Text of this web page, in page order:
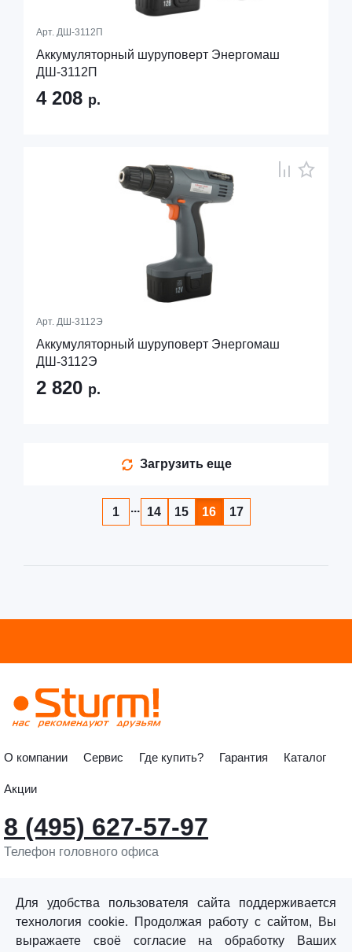
Арт. ДШ-3112П
Аккумуляторный шуруповерт Энергомаш
ДШ-3112П
4 208 р.
Арт. ДШ-3112Э
Аккумуляторный шуруповерт Энергомаш
ДШ-3112Э
2 820 р.
Загрузить еще
1 ... 14 15 16 17
О компании Сервис Где купить? Гарантия Каталог
Акции
8 (495) 627-57-97
Телефон головного офиса
Для удобства пользователя сайта поддерживается
технология cookie. Продолжая работу с сайтом, Вы
выражаете своё согласие на обработку Ваших